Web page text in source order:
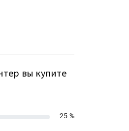
вы купите
25 %